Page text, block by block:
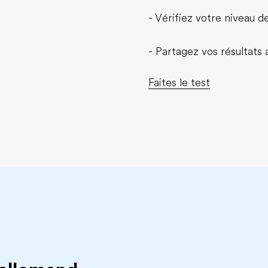
- Vérifiez votre niveau
- Partagez vos résultats
Faites le test